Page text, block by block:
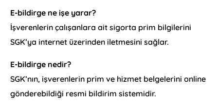
E-bildirge ne işe yarar?
İşverenlerin çalışanlara ait sigorta prim bilgilerini
SGK’ya internet üzerinden iletmesini sağlar.
E-bildirge nedir?
SGK’nın, işverenlerin prim ve hizmet belgelerini online
gönderebildiği resmi bildirim sistemidir.